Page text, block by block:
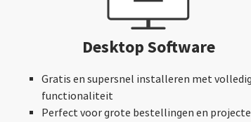
Desktop Software
Gratis en supersnel installeren met
functionaliteit
Perfect voor grote bestellingen en